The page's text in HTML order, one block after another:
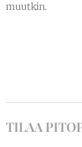
muutkin.
TILAA